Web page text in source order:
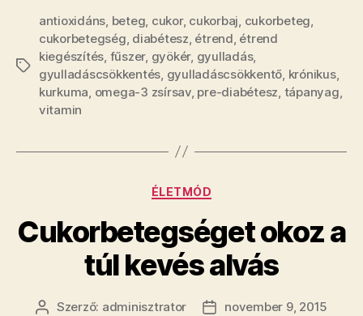
Címkék
antioxidáns beteg cukor, cukorbaj cukorbeteg
cukorbetegség diabétesz étrend étrend
kiegészítés fűszer, gyökér, gyulladás,
gyulladáscsökkentés gyulladáscsökkentő krónikus,
kurkuma omega-3 zsírsav, pre-diabétesz tápanyag
vitamin
Kategóriák
ÉLETMÓD
Cukorbetegséget okoz a
túl kevés alvás
Bejegyzés
Szerző: adminisztrator
Bejegyzés
november 9, 2015